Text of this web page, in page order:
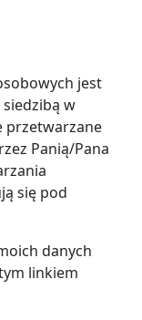
jest
siedzibą w
przetwarzane
Panią/Pana
się pod
danych
linkiem